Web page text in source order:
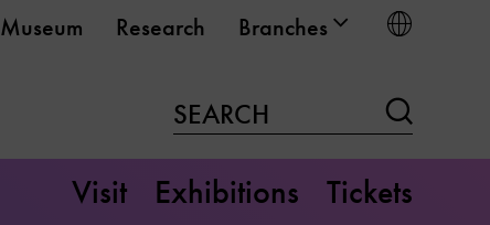
Museum Research Branches
SEARCH
Visit Exhibitions Tickets